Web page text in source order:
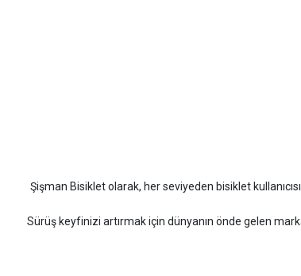
Uygun olursa alacağım
Hüseyin Akıncı | 14/07/2026
Şişman Bisiklet olarak, her seviyeden bisiklet
Sürüş keyfinizi artırmak için dünyanın önde gelen
Hızlı kargo, güvenli ödeme seçenekleri,